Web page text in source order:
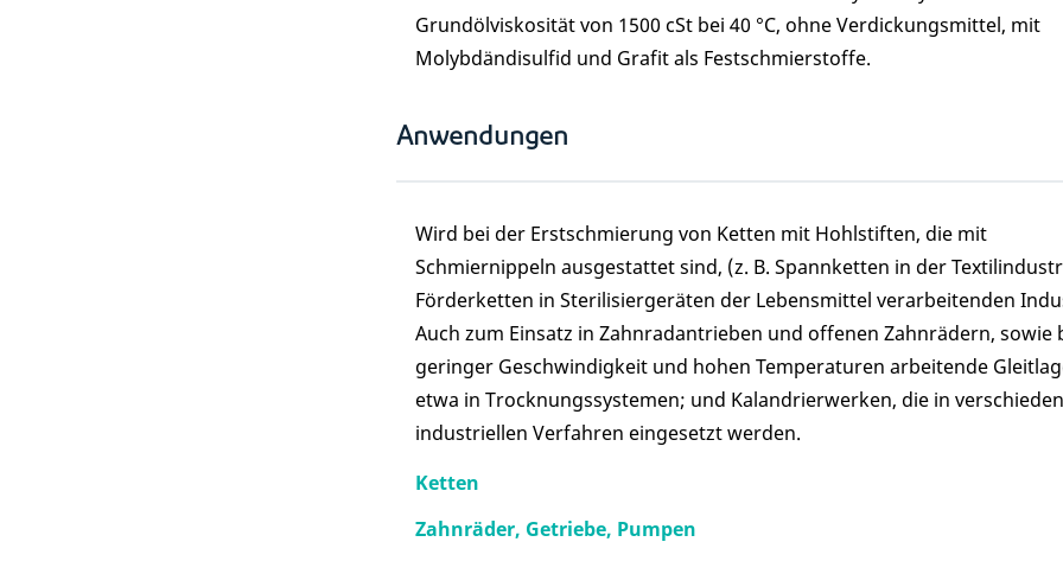
Grundölviskosität von 1500 cSt bei 40 °C, ohne Verdickungsmittel, mit
Molybdändisulfid und Grafit als Festschmierstoffe.
Anwendungen
Wird bei der Erstschmierung von Ketten mit Hohlstiften, die mit
Schmiernippeln ausgestattet sind, (z. B. Spannketten in der
Förderketten in Sterilisiergeräten der Lebensmittel verarbeitenden
Auch zum Einsatz in Zahnradantrieben und offenen Zahnrädern, sowie
geringer Geschwindigkeit und hohen Temperaturen arbeitende
etwa in Trocknungssystemen; und Kalandrierwerken, die in
industriellen Verfahren eingesetzt werden.
Ketten
Zahnräder, Getriebe, Pumpen